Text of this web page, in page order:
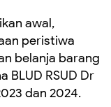
awal,
peristiwa
belanja barang
BLUD RSUD Dr
dan 2024.